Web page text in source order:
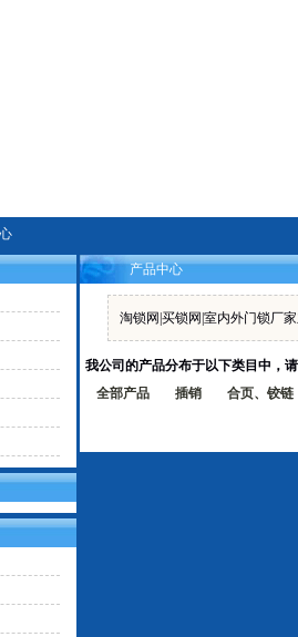
产品中心
淘锁网|买锁网|室内外门锁厂
我公司的产品分布于以下类目中，
全部产品
插销 合页、铰链